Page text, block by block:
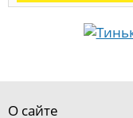
О сайте